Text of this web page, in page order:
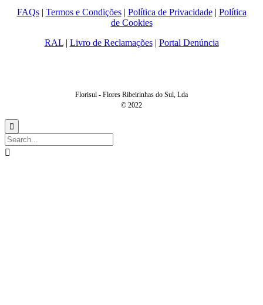
FAQs| Termos e Condições| Política de Privacidade| Política
de Cookies
RAL| Livro de Reclamações| Portal Denúncia
Florisul - Flores Ribeirinhas do Sul, Lda
© 2022

